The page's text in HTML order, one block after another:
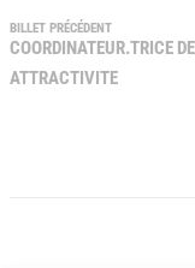
BILLET PRÉCÉDENT
COORDINATEUR.TRICE
ATTRACTIVITE